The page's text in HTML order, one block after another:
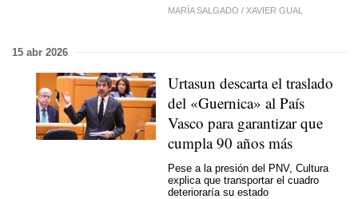
MARÍA SALGADO / XAVIER GUAL
15 abr 2026
Urtasun descarta el traslado
del «Guernica» al País
Vasco para garantizar que
cumpla 90 años más
Pese a la presión del PNV, Cultura
explica que transportar el cuadro
deterioraría su estado